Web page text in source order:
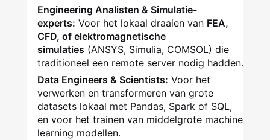
Engineering Analisten & Simulatie-
experts: Voor het lokaal draaien van FEA,
CFD, of elektromagnetische
simulaties (ANSYS, Simulia, COMSOL) die
traditioneel een remote server nodig hadden.
Data Engineers & Scientists: Voor het
verwerken en transformeren van grote
datasets lokaal met Pandas, Spark of SQL,
en voor het trainen van middelgrote machine
learning modellen.